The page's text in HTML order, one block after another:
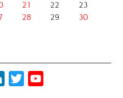
21 22
23
28 29
30